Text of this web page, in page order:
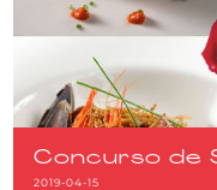
Concurso de
2019-04-15